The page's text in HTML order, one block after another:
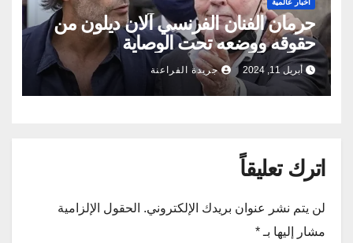
أخبار عالمية
حرمان الفنان الفرنسي آلان ديلون من
حقوقه ووضعه تحت الوصاية
أبريل 11, 2024 جريدة الفراعنة
اترك تعليقاً
لن يتم نشر عنوان بريدك الإلكتروني. الحقول الإلزامية
مشار إليها بـ *